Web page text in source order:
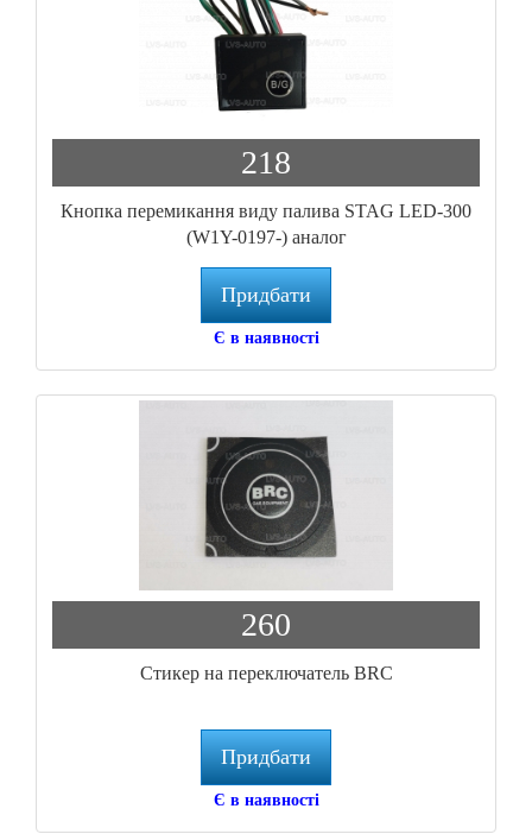
218
Кнопка перемикання виду палива STAG LED-300
(W1Y-0197-) аналог
Придбати
Є в наявності
260
Стикер на переключатель BRC
Придбати
Є в наявності